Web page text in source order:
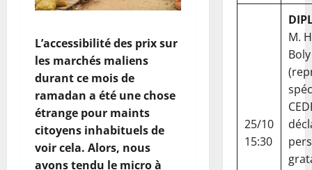
L’accessibilité des prix sur
les marchés maliens
durant ce mois de
ramadan a été une chose
étrange pour maints
citoyens inhabituels de
voir cela. Alors, nous
avons tendu le micro à
25/10
15:30
M.
Boly